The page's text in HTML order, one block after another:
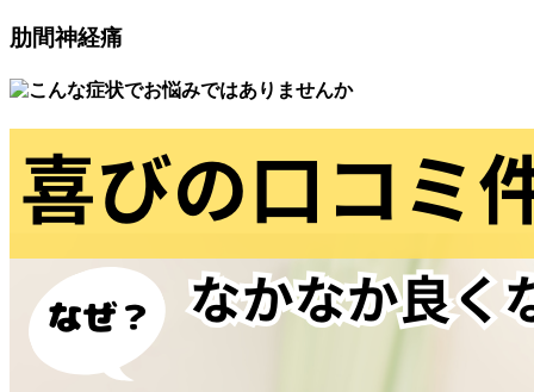
肋間神経痛